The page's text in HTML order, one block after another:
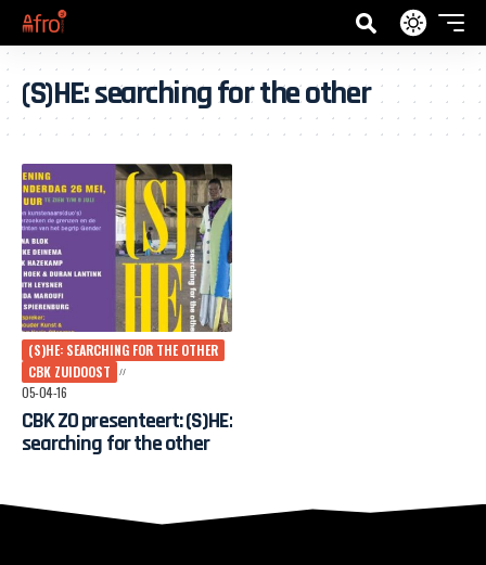
(S)HE: searching for the other
(S)HE: SEARCHING FOR THE OTHER
CBK ZUIDOOST
05-04-16
CBK ZO presenteert: (S)HE:
searching for the other